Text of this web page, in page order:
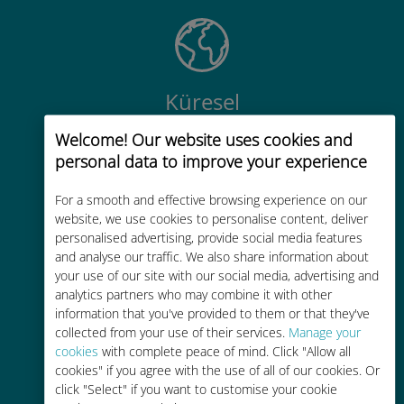
Welcome! Our website uses cookies and
personal data to improve your experience
For a smooth and effective browsing experience on our
website, we use cookies to personalise content, deliver
personalised advertising, provide social media features
and analyse our traffic. We also share information about
your use of our site with our social media, advertising and
analytics partners who may combine it with other
information that you've provided to them or that they've
collected from your use of their services. Manage your
cookies with complete peace of mind. Click "Allow all
cookies" if you agree with the use of all of our cookies. Or
click "Select" if you want to customise your cookie
Küresel
200'den fazla destinasyonda dünya
çapında yüksek kaliteli hücresel
bağlantı
Uygun maliyetli
Mevcut operatörünüzle dolaşım
ücretlerinden %90'a kadar daha
ucuz